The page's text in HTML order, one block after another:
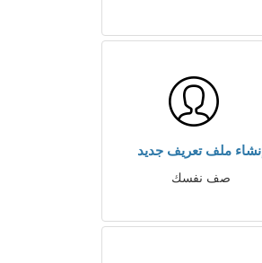
إنشاء ملف تعريف جديد
صف نفسك